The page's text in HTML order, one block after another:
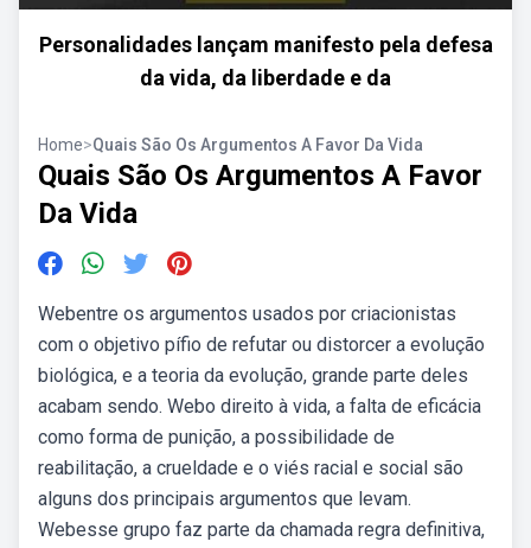
Personalidades lançam manifesto pela defesa
da vida, da liberdade e da
Home>Quais São Os Argumentos A Favor Da Vida
Quais São Os Argumentos A Favor
Da Vida
Webentre os argumentos usados por criacionistas
com o objetivo pífio de refutar ou distorcer a evolução
biológica, e a teoria da evolução, grande parte deles
acabam sendo. Webo direito à vida, a falta de eficácia
como forma de punição, a possibilidade de
reabilitação, a crueldade e o viés racial e social são
alguns dos principais argumentos que levam.
Webesse grupo faz parte da chamada regra definitiva,